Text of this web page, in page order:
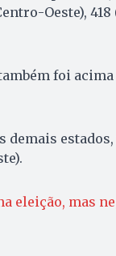
Oeste), 418
foi acima
demais
eleição, mas